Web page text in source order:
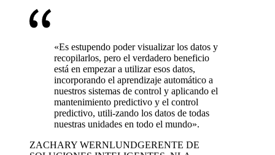
«Es estupendo poder visualizar los datos y
recopilarlos, pero el verdadero beneficio
está en empezar a utilizar esos datos,
incorporando el aprendizaje automático a
nuestros sistemas de control y aplicando el
mantenimiento predictivo y el control
predictivo, utili-zando los datos de todas
nuestras unidades en todo el mundo».
ZACHARY WERNLUNDGERENTE DE